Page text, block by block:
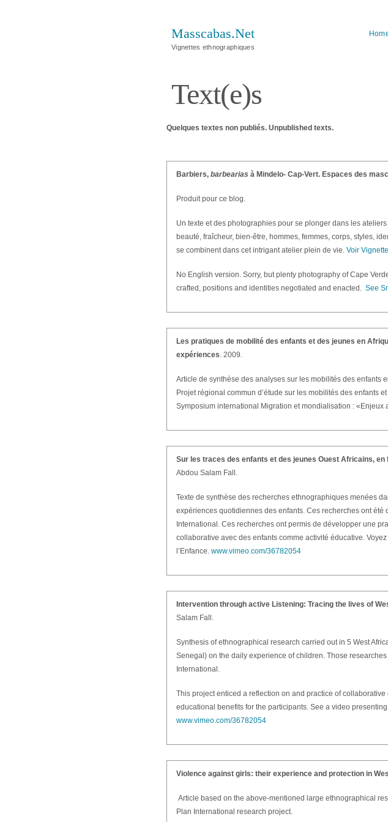
Masscabas.Net
Vignettes ethnographiques
Text(e)s
Quelques textes non publiés. Unpublished texts.
Barbiers, barbearias à Mindelo- Cap-Vert. Espaces des
Produit pour ce blog.
Un texte et des photographies pour se plonger dans les
beauté, fraîcheur, bien-être, hommes, femmes, corps, styles,
se combinent dans cet intrigant atelier plein de vie. Voir Vignette
No English version. Sorry, but plenty photography of Cape
crafted, positions and identities negotiated and enacted. See
Les pratiques de mobilité des enfants et des jeunes en
expériences. 2009.
Article de synthèse des analyses sur les mobilités des enfants
Projet régional commun d’étude sur les mobilités des enfants
Symposium international Migration et mondialisation : «Enjeux
Sur les traces des enfants et des jeunes Ouest Africains, en
Abdou Salam Fall.
Texte de synthèse des recherches ethnographiques menées
expériences quotidiennes des enfants. Ces recherches ont
International. Ces recherches ont permis de développer une
collaborative avec des enfants comme activité éducative.
l’Enfance. www.vimeo.com/36782054
Intervention through active Listening: Tracing the lives of
Salam Fall.
Synthesis of ethnographical research carried out in 5 West
Senegal) on the daily experience of children. Those
International.
This project enticed a reflection on and practice of
educational benefits for the participants. See a video
www.vimeo.com/36782054
Violence against girls: their experience and protection in
Article based on the above-mentioned large ethnographical
Plan International research project.